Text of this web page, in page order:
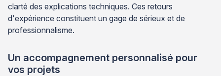
clarté des explications techniques. Ces retours
d'expérience constituent un gage de sérieux et de
professionnalisme.
Un accompagnement personnalisé pour
vos projets